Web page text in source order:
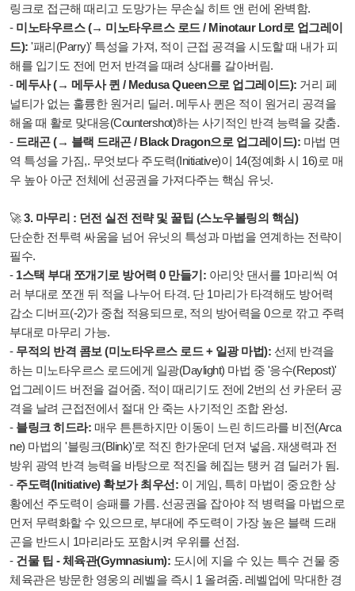
링크로 접근해 때리고 도망가는 무손실 히트 앤 런에 완벽함.
- 미노타우르스 (→ 미노타우르스 로드 / Minotaur Lord로 업그레이
드): '패리(Parry)' 특성을 가져, 적이 근접 공격을 시도할 때 내가 피
해를 입기도 전에 먼저 반격을 때려 상대를 갈아버림.
- 메두사 (→ 메두사 퀸 / Medusa Queen으로 업그레이드): 거리 페
널티가 없는 훌륭한 원거리 딜러. 메두사 퀸은 적이 원거리 공격을
해올 때 활로 맞대응(Countershot)하는 사기적인 반격 능력을 갖춤.
- 드래곤 (→ 블랙 드래곤 / Black Dragon으로 업그레이드): 마법 면
역 특성을 가짐,. 무엇보다 주도력(Initiative)이 14(정예화 시 16)로 매
우 높아 아군 전체에 선공권을 가져다주는 핵심 유닛.
🚀3. 마무리 : 던전 실전 전략 및 꿀팁 (스노우볼링의 핵심)
단순한 전투력 싸움을 넘어 유닛의 특성과 마법을 연계하는 전략이
필수.
- 1스택 부대 쪼개기로 방어력 0 만들기: 아리앗 댄서를 1마리씩 여
러 부대로 쪼갠 뒤 적을 나누어 타격. 단 1마리가 타격해도 방어력
감소 디버프(-2)가 중첩 적용되므로, 적의 방어력을 0으로 깎고 주력
부대로 마무리 가능.
- 무적의 반격 콤보 (미노타우르스 로드 + 일광 마법): 선제 반격을
하는 미노타우르스 로드에게 일광(Daylight) 마법 중 '응수(Repost)'
업그레이드 버전을 걸어줌. 적이 때리기도 전에 2번의 선 카운터 공
격을 날려 근접전에서 절대 안 죽는 사기적인 조합 완성.
- 블링크 히드라: 매우 튼튼하지만 이동이 느린 히드라를 비전(Arca
ne) 마법의 '블링크(Blink)'로 적진 한가운데 던져 넣음. 재생력과 전
방위 광역 반격 능력을 바탕으로 적진을 헤집는 탱커 겸 딜러가 됨.
- 주도력(Initiative) 확보가 최우선: 이 게임, 특히 마법이 중요한 상
황에선 주도력이 승패를 가름. 선공권을 잡아야 적 병력을 마법으로
먼저 무력화할 수 있으므로, 부대에 주도력이 가장 높은 블랙 드래
곤을 반드시 1마리라도 포함시켜 우위를 선점.
- 건물 팁 - 체육관(Gymnasium): 도시에 지을 수 있는 특수 건물 중
체육관은 방문한 영웅의 레벨을 즉시 1 올려줌. 레벨업에 막대한 경